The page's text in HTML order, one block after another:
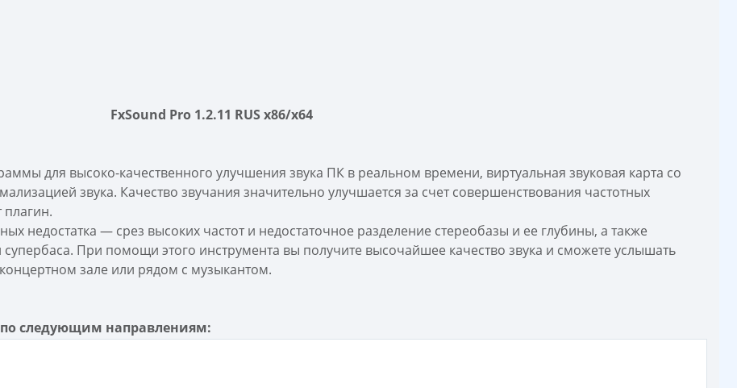
FxSound Pro 1.2.11 RUS x86/x64
для высоко-качественного улучшения звука ПК в реальном времени, виртуальная звуковая карта со
звука. Качество звучания значительно улучшается за счет совершенствования частотных
плагин.
недостатка — срез высоких частот и недостаточное разделение стереобазы и ее глубины, а также
При помощи этого инструмента вы получите высочайшее качество звука и сможете услышать
зале или рядом с музыкантом.
следующим направлениям: